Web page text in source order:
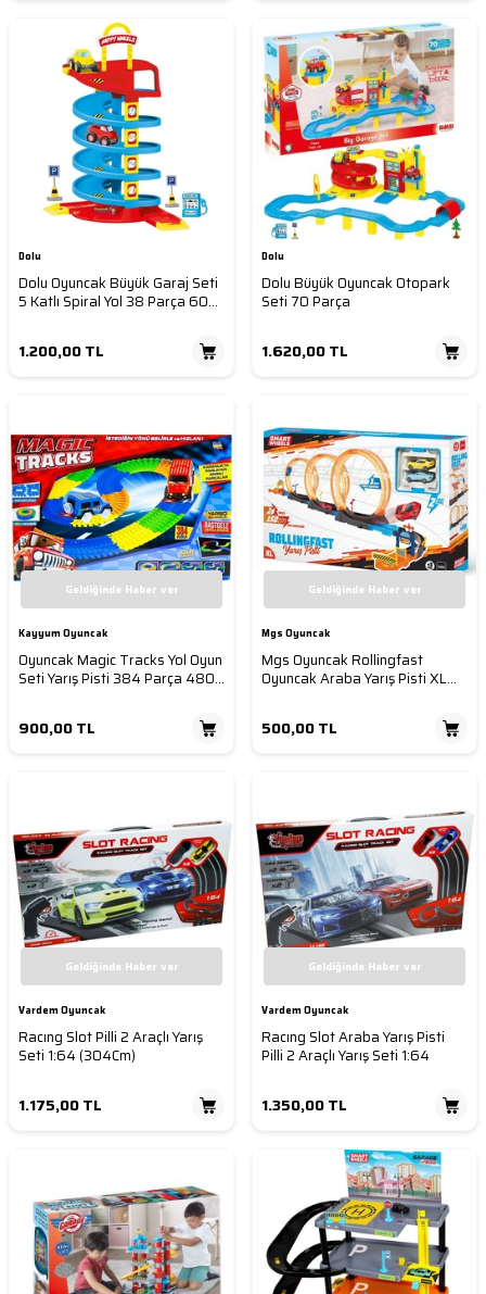
Dolu
Dolu Oyuncak Büyük Garaj Seti
5 Katlı Spiral Yol 38 Parça 60
1.200,00TL
Dolu
Dolu Büyük Oyuncak Otopark
Seti 70 Parça
1.620,00TL
Geldiğinde Haber ver
Kayyum Oyuncak
Oyuncak Magic Tracks Yol Oyun
Seti Yarış Pisti 384 Parça 480
900,00TL
Geldiğinde Haber ver
Mgs Oyuncak
Mgs Oyuncak Rollingfast
Oyuncak Araba Yarış Pisti XL
500,00TL
Geldiğinde Haber ver
Vardem Oyuncak
Racıng Slot Pilli 2 Araçlı Yarış
Seti 1:64 (304Cm)
1.175,00TL
Geldiğinde Haber ver
Vardem Oyuncak
Racıng Slot Araba Yarış Pisti
Pilli 2 Araçlı Yarış Seti 1:64
1.350,00TL